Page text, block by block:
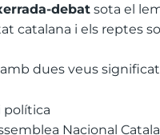
debat sota el
catalana i els reptes
dues veus
política
Nacional